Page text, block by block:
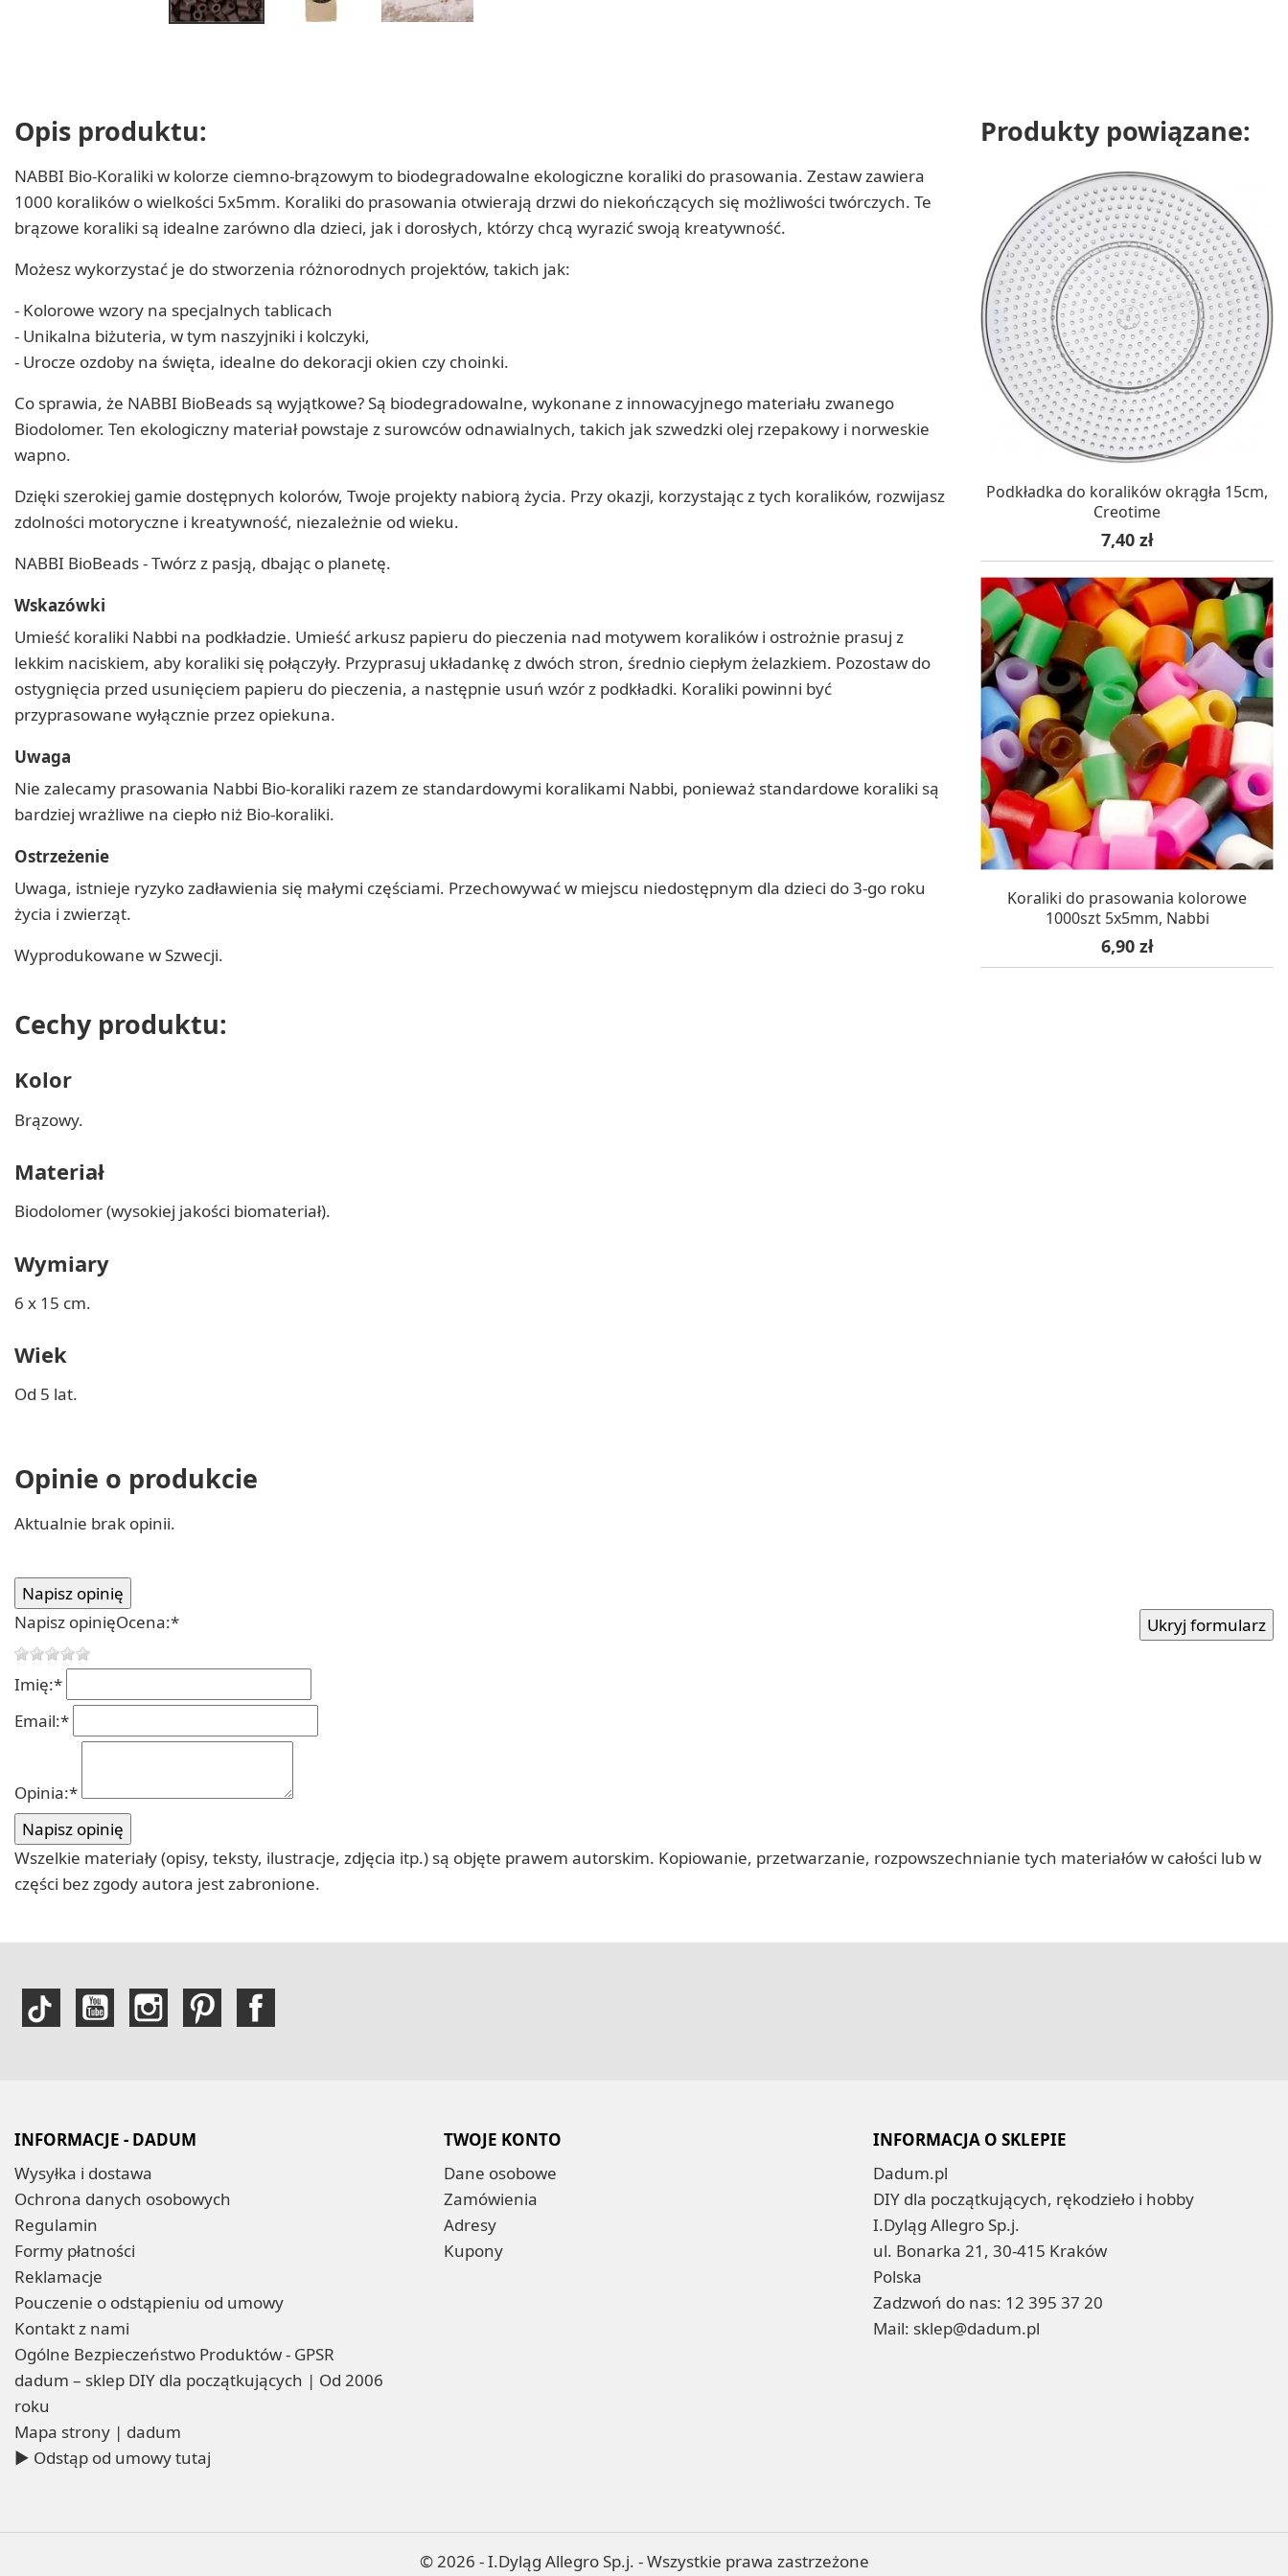
Opis produktu:
NABBI Bio-Koraliki w kolorze ciemno-brązowym to biodegradowalne ekologiczne koraliki do prasowania. Zestaw zawiera
1000 koralików o wielkości 5x5mm. Koraliki do prasowania otwierają drzwi do niekończących się możliwości twórczych. Te
brązowe koraliki są idealne zarówno dla dzieci, jak i dorosłych, którzy chcą wyrazić swoją kreatywność.
Możesz wykorzystać je do stworzenia różnorodnych projektów, takich jak:
- Kolorowe wzory na specjalnych tablicach
- Unikalna biżuteria, w tym naszyjniki i kolczyki,
- Urocze ozdoby na święta, idealne do dekoracji okien czy choinki.
Co sprawia, że NABBI BioBeads są wyjątkowe? Są biodegradowalne, wykonane z innowacyjnego materiału zwanego
Biodolomer. Ten ekologiczny materiał powstaje z surowców odnawialnych, takich jak szwedzki olej rzepakowy i norweskie
wapno.
Dzięki szerokiej gamie dostępnych kolorów, Twoje projekty nabiorą życia. Przy okazji, korzystając z tych koralików, rozwijasz
zdolności motoryczne i kreatywność, niezależnie od wieku.
NABBI BioBeads - Twórz z pasją, dbając o planetę.
Wskazówki
Umieść koraliki Nabbi na podkładzie. Umieść arkusz papieru do pieczenia nad motywem koralików i ostrożnie prasuj z
lekkim naciskiem, aby koraliki się połączyły. Przyprasuj układankę z dwóch stron, średnio ciepłym żelazkiem. Pozostaw do
ostygnięcia przed usunięciem papieru do pieczenia, a następnie usuń wzór z podkładki. Koraliki powinni być
przyprasowane wyłącznie przez opiekuna.
Uwaga
Nie zalecamy prasowania Nabbi Bio-koraliki razem ze standardowymi koralikami Nabbi, ponieważ standardowe koraliki są
bardziej wrażliwe na ciepło niż Bio-koraliki.
Ostrzeżenie
Uwaga, istnieje ryzyko zadławienia się małymi częściami. Przechowywać w miejscu niedostępnym dla dzieci do 3-go roku
życia i zwierząt.
Wyprodukowane w Szwecji.
Cechy produktu:
Kolor
Brązowy.
Materiał
Biodolomer (wysokiej jakości biomateriał).
Wymiary
6 x 15 cm.
Wiek
Od 5 lat.
Produkty powiązane:
W MAGAZYNIE, DOSTAWA 24H
Podkładka do koralików okrągła 15cm,
Creotime
Cena
7,40 zł
W MAGAZYNIE, DOSTAWA 24H
Koraliki do prasowania kolorowe
1000szt 5x5mm, Nabbi
Cena
6,90 zł
Opinie o produkcie
Aktualnie brak opinii.
Napisz opinięOcena:*
Imię:*
Email:*
Opinia:*
Wszelkie materiały (opisy, teksty, ilustracje, zdjęcia itp.) są objęte prawem autorskim. Kopiowanie, przetwarzanie, rozpowszechnianie tych materiałów w całości lub w
części bez zgody autora jest zabronione.
INFORMACJE - DADUM
Wysyłka i dostawa
Ochrona danych osobowych
Regulamin
Formy płatności
Reklamacje
Pouczenie o odstąpieniu od umowy
Kontakt z nami
Ogólne Bezpieczeństwo Produktów - GPSR
dadum – sklep DIY dla początkujących | Od 2006
roku
Mapa strony | dadum
▶ Odstąp od umowy tutaj
TWOJE KONTO
Dane osobowe
Zamówienia
Adresy
Kupony
INFORMACJA O SKLEPIE
Dadum.pl
DIY dla początkujących, rękodzieło i hobby
I.Dyląg Allegro Sp.j.
ul. Bonarka 21, 30-415 Kraków
Polska
Zadzwoń do nas: 12 395 37 20
Mail: sklep@dadum.pl
© 2026 - I.Dyląg Allegro Sp.j. - Wszystkie prawa zastrzeżone